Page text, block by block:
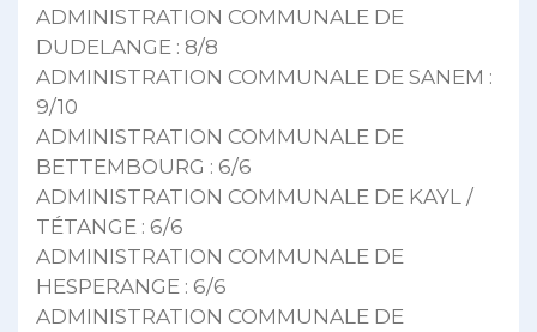
ADMINISTRATION COMMUNALE DE
DUDELANGE : 8/8
ADMINISTRATION COMMUNALE DE SANEM :
9/10
ADMINISTRATION COMMUNALE DE
BETTEMBOURG : 6/6
ADMINISTRATION COMMUNALE DE KAYL /
TÉTANGE : 6/6
ADMINISTRATION COMMUNALE DE
HESPERANGE : 6/6
ADMINISTRATION COMMUNALE DE